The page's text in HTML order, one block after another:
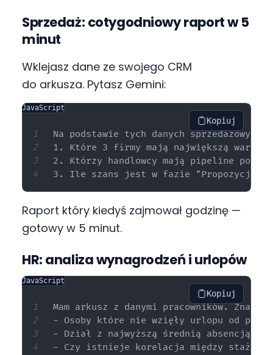
Sprzedaż: cotygodniowy raport w 5
minut
Wklejasz dane ze swojego CRM
do arkusza. Pytasz Gemini:
JavaScript
Kopiuj
Na podstawie tych danych sprzedażowych:
1. Które 3 firmy mają największą
2. Którzy handlowcy mają pipeline
Raport który kiedyś zajmował godzinę —
gotowy w 5 minut.
HR: analiza wynagrodzeń i urlopów
JavaScript
Kopiuj
Mam arkusz z danymi pracowników. Znajdź:
- Osoby które nie wzięły urlopu od
- Dział z najwyższą średnią absencją